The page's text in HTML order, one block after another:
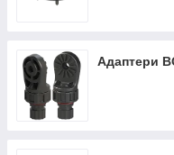
Адаптери